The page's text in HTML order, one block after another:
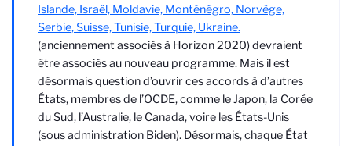
Islande, Israël, Moldavie, Monténégro, Norvège,
Serbie, Suisse, Tunisie, Turquie, Ukraine.
(anciennement associés à Horizon 2020) devraient
être associés au nouveau programme. Mais il est
désormais question d’ouvrir ces accords à d’autres
États, membres de l’OCDE, comme le Japon, la Corée
du Sud, l’Australie, le Canada, voire les États-Unis
(sous administration Biden). Désormais, chaque État